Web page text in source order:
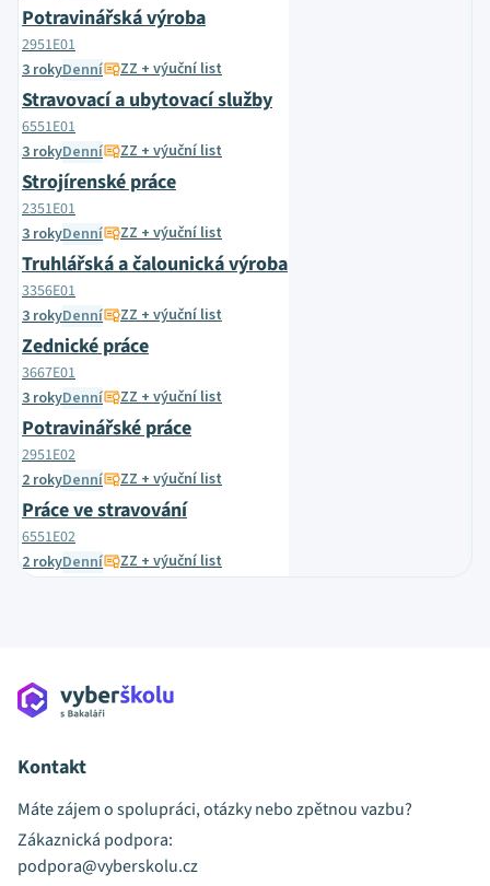
Potravinářská výroba
2951E01
3 rokyDenní ZZ + výuční list
Stravovací a ubytovací služby
6551E01
3 rokyDenní ZZ + výuční list
Strojírenské práce
2351E01
3 rokyDenní ZZ + výuční list
Truhlářská a čalounická výroba
3356E01
3 rokyDenní ZZ + výuční list
Zednické práce
3667E01
3 rokyDenní ZZ + výuční list
Potravinářské práce
2951E02
2 rokyDenní ZZ + výuční list
Práce ve stravování
6551E02
2 rokyDenní ZZ + výuční list
Kontakt
Máte zájem o spolupráci, otázky nebo zpětnou vazbu?
Zákaznická podpora:
podpora@vyberskolu.cz